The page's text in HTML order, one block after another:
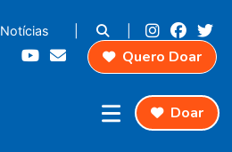
Notícias
Quero Doar
Doar